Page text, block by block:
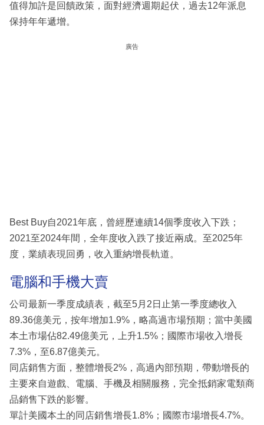
值得加許是回饋政策，面對經濟週期起伏，過去12年派息
保持年年遞增。
廣告
Best Buy自2021年底，曾經歷連續14個季度收入下跌；
2021至2024年間，全年度收入跌了接近兩成。至2025年
度，業績表現回勇，收入重納增長軌道。
電腦和手機大賣
公司最新一季度成績表，截至5月2日止第一季度總收入
89.36億美元，按年增加1.9%，略高過市場預期；當中美國
本土市場佔82.49億美元，上升1.5%；國際市場收入增長
7.3%，至6.87億美元。
同店銷售方面，整體增長2%，高過內部預期，帶動增長的
主要來自遊戲、電腦、手機及相關服務，完全抵銷家電類商
品銷售下跌的影響。
單計美國本土的同店銷售增長1.8%；國際市場增長4.7%。